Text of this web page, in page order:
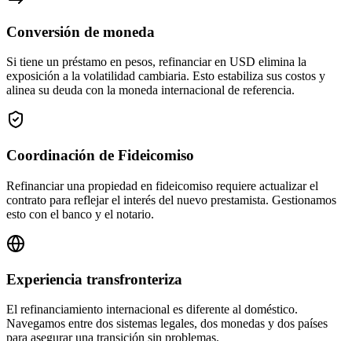
Conversión de moneda
Si tiene un préstamo en pesos, refinanciar en USD elimina la
exposición a la volatilidad cambiaria. Esto estabiliza sus costos y
alinea su deuda con la moneda internacional de referencia.
Coordinación de Fideicomiso
Refinanciar una propiedad en fideicomiso requiere actualizar el
contrato para reflejar el interés del nuevo prestamista. Gestionamos
esto con el banco y el notario.
Experiencia transfronteriza
El refinanciamiento internacional es diferente al doméstico.
Navegamos entre dos sistemas legales, dos monedas y dos países
para asegurar una transición sin problemas.